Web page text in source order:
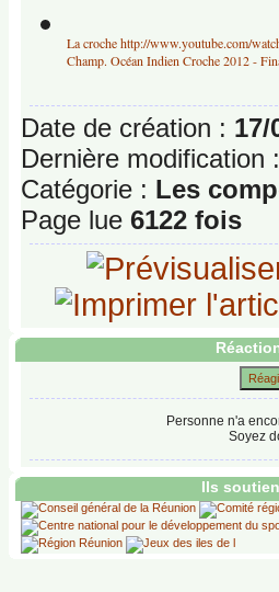
La crochehttp://www.youtube.com/
Champ. Océan Indien Croche 2012 -
Date de création : 17/
Dernière modification
Catégorie : Les
Page lue 6122 fois
Personne n'a
Soyez
Ils